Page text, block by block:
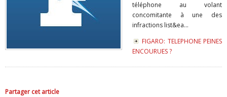
téléphone au volant
concomitante à une des
infractions list&ea...
FIGARO: TELEPHONE PEINES
ENCOURUES ?
Partager cet article